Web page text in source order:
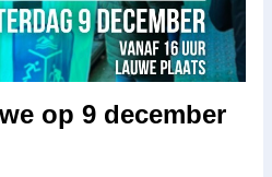
op 9 december